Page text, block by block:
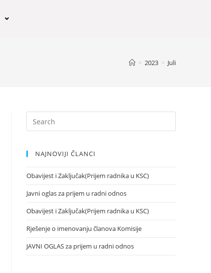
> 2023 > Juli
NAJNOVIJI ČLANCI
Obavijest i Zaključak(Prijem radnika u KSC)
Javni oglas za prijem u radni odnos
Obavijest i Zaključak(Prijem radnika u KSC)
Rješenje o imenovanju članova Komisije
JAVNI OGLAS za prijem u radni odnos